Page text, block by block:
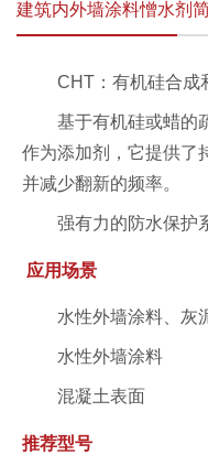
建筑内外墙涂料憎水剂
CHT：有机硅合成
基于有机硅或蜡的
作为添加剂，它提供了
并减少翻新的频率。
强有力的防水保护
应用场景
水性外墙涂料、灰
水性外墙涂料
混凝土表面
推荐型号